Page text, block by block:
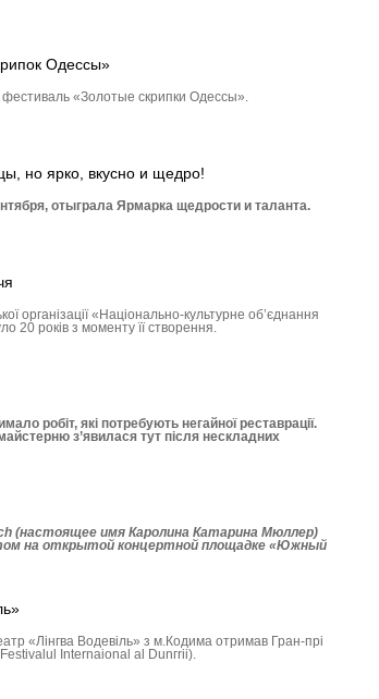
Одессы»
«Золотые скрипки Одессы».
но ярко, вкусно и щедро!
отыграла Ярмарка щедрости и таланта.
організації «Національно-культурне об’єднання
20 років з моменту її створення.
робіт, які потребують негайної реставрації.
з’явилася тут після нескладних
(настоящее имя Каролина Катарина Мюллер)
на открытой концертной площадке «Южный
«Лінгва Водевіль» з м.Кодима отримав Гран-прі
Internaional al Dunгrii).